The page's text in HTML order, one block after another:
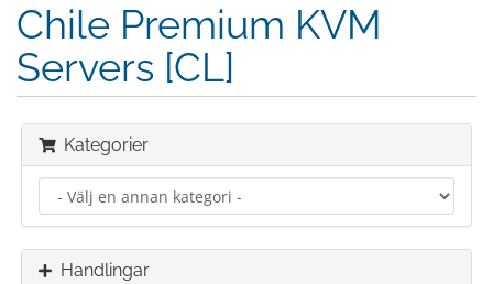
Chile Premium KVM
Servers [CL]
Kategorier
Handlingar